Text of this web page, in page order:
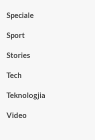
Speciale
Sport
Stories
Tech
Teknologjia
Video